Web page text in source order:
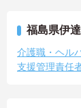
福島県伊
介護職・ヘル
支援管理責任